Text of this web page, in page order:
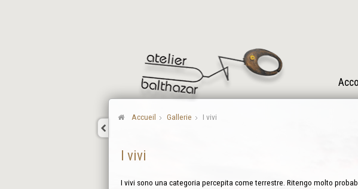
Accueil Gallerie I vivi
I vivi
I vivi sono una categoria percepita come terrestre. Ritengo molto